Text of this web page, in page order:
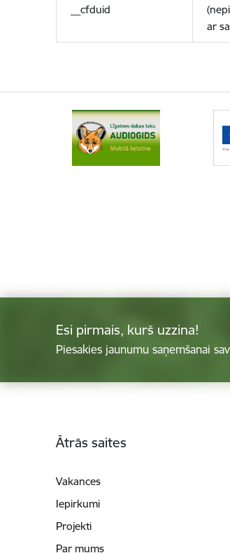
__cfduid
ar
Esi pirmais, kurš uzzina!
Piesakies jaunumu saņemšanai
Ātrās saites
Vakances
Iepirkumi
Projekti
Par mums